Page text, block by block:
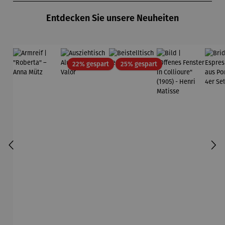
Entdecken Sie unsere Neuheiten
22% gespartRabatt25% gespartRabatt